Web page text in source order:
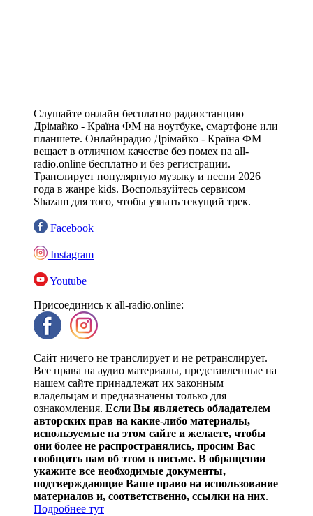
Слушайте онлайн бесплатно радиостанцию
Дрімайко - Країна ФМ на ноутбуке, смартфоне или
планшете. Онлайнрадио Дрімайко - Країна ФМ
вещает в отличном качестве без помех на all-
radio.online бесплатно и без регистрации.
Транслирует популярную музыку и песни 2026
года в жанре kids. Воспользуйтесь сервисом
Shazam для того, чтобы узнать текущий трек.
Facebook
Instagram
Youtube
Присоединись к all-radio.online:
Сайт ничего не транслирует и не ретранслирует.
Все права на аудио материалы, представленные на
нашем сайте принадлежат их законным
владельцам и предназначены только для
ознакомления. Если Вы являетесь обладателем
авторских прав на какие-либо материалы,
используемые на этом сайте и желаете, чтобы
они более не распространялись, просим Вас
сообщить нам об этом в письме. В обращении
укажите все необходимые документы,
подтверждающие Ваше право на использование
материалов и, соответственно, ссылки на них.
Подробнее тут